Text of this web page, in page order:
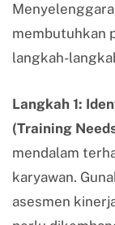
membutuhkan
langkah-
Langkah 1:
(Training
mendalam
karyawan.
asesmen